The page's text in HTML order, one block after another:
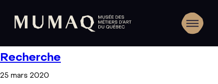
Recherche
25 mars 2020